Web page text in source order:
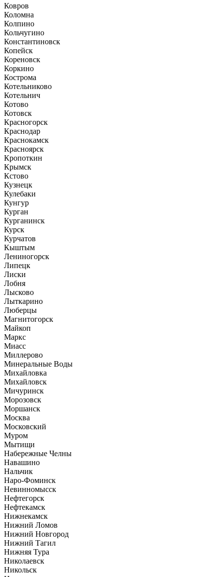
Ковров
Коломна
Колпино
Кольчугино
Константиновск
Копейск
Кореновск
Коркино
Кострома
Котельниково
Котельнич
Котово
Котовск
Красногорск
Краснодар
Краснокамск
Красноярск
Кропоткин
Крымск
Кстово
Кузнецк
Кулебаки
Кунгур
Курган
Курганинск
Курск
Курчатов
Кыштым
Лениногорск
Липецк
Лиски
Лобня
Лысково
Лыткарино
Люберцы
Магнитогорск
Майкоп
Маркс
Миасс
Миллерово
Минеральные Воды
Михайловка
Михайловск
Мичуринск
Морозовск
Моршанск
Москва
Московский
Муром
Мытищи
Набережные Челны
Навашино
Нальчик
Наро-Фоминск
Невинномысск
Нефтегорск
Нефтекамск
Нижнекамск
Нижний Ломов
Нижний Новгород
Нижний Тагил
Нижняя Тура
Николаевск
Никольск